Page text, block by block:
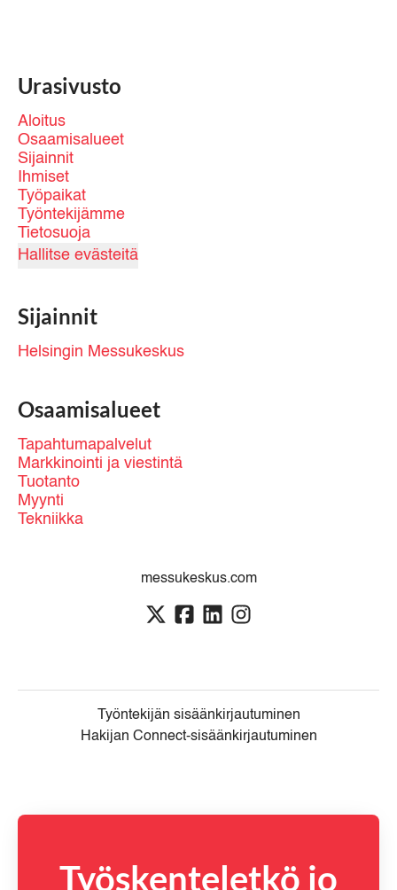
Urasivusto
Aloitus
Osaamisalueet
Sijainnit
Ihmiset
Työpaikat
Työntekijämme
Tietosuoja
Hallitse evästeitä
Sijainnit
Helsingin Messukeskus
Osaamisalueet
Tapahtumapalvelut
Markkinointi ja viestintä
Tuotanto
Myynti
Tekniikka
messukeskus.com
Työntekijän sisäänkirjautuminen
Hakijan Connect-sisäänkirjautuminen
Työskenteletkö jo